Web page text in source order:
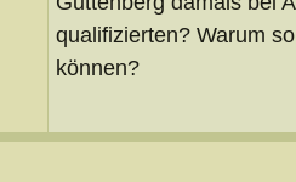
qualifizierten? Warum
können?